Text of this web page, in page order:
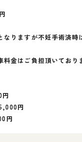
なりますが不妊手術済時
金はご負担頂いており
円
円